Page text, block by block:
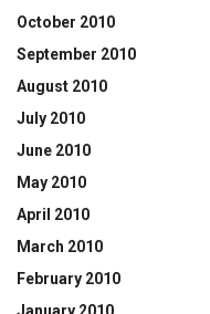
October 2010
September 2010
August 2010
July 2010
June 2010
May 2010
April 2010
March 2010
February 2010
January 2010